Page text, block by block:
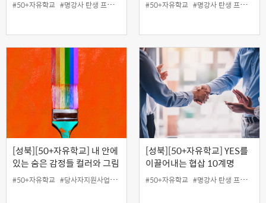
#50+자유학교 #명강사 탄생 프로젝트 #50+자유학교 #명강사 탄생 프로젝트
[성북][50+자유학교] 내 안에
있는 숨은 감정들 컬러와 그림
으로 치유하기
#50+자유학교 #당사자지원사업 #성북홍보왕 #지역협력사업 #특강
[성북][50+자유학교] YES를
이끌어내는 협삽 10계명
#50+자유학교 #명강사 탄생 프로젝트